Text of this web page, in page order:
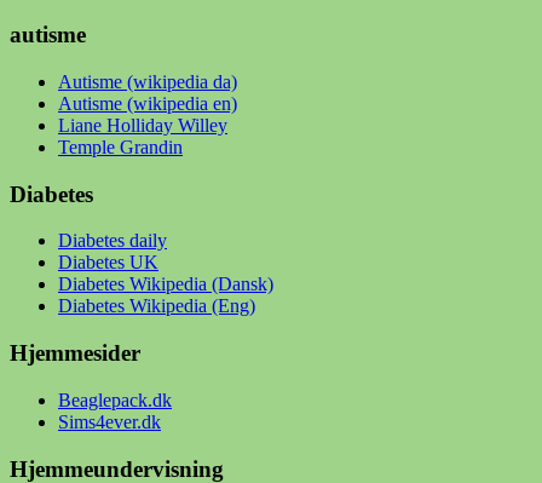
autisme
Autisme (wikipedia da)
Autisme (wikipedia en)
Liane Holliday Willey
Temple Grandin
Diabetes
Diabetes daily
Diabetes UK
Diabetes Wikipedia (Dansk)
Diabetes Wikipedia (Eng)
Hjemmesider
Beaglepack.dk
Sims4ever.dk
Hjemmeundervisning